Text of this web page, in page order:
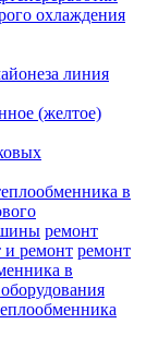
охлаждения
линия
(желтое)
в
ремонт
и ремонт ремонт
в